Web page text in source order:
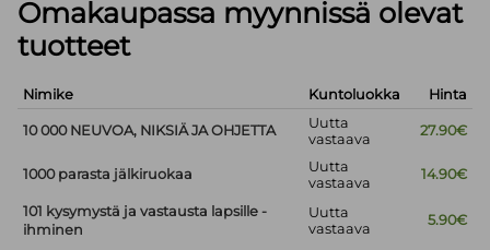
Omakaupassa myynnissä olevat
tuotteet
Nimike Kuntoluokka Hinta
10 000 NEUVOA, NIKSIÄ JA OHJETTA
Uutta
vastaava
27.90€
1000 parasta jälkiruokaa
Uutta
vastaava
14.90€
101 kysymystä ja vastausta lapsille -
ihminen
Uutta
vastaava
5.90€